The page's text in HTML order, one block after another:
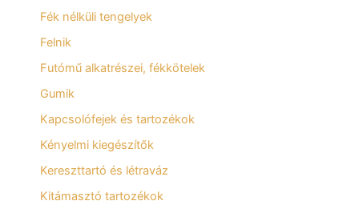
Fék nélküli tengelyek
Felnik
Futómű alkatrészei, fékkötelek
Gumik
Kapcsolófejek és tartozékok
Kényelmi kiegészítők
Kereszttartó és létraváz
Kitámasztó tartozékok